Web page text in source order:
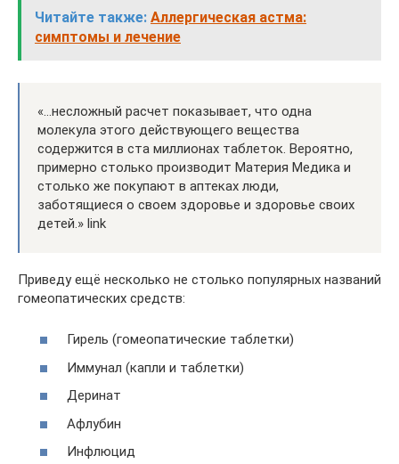
Читайте также: Аллергическая астма:
симптомы и лечение
«…несложный расчет показывает, что одна
молекула этого действующего вещества
содержится в ста миллионах таблеток. Вероятно,
примерно столько производит Материя Медика и
столько же покупают в аптеках люди,
заботящиеся о своем здоровье и здоровье своих
детей.» link
Приведу ещё несколько не столько популярных названий
гомеопатических средств:
Гирель (гомеопатические таблетки)
Иммунал (капли и таблетки)
Деринат
Афлубин
Инфлюцид